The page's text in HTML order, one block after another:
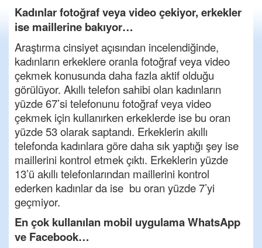
Kadınlar fotoğraf veya video çekiyor, erkekler
ise maillerine bakıyor…
Araştırma cinsiyet açısından incelendiğinde,
kadınların erkeklere oranla fotoğraf veya video
çekmek konusunda daha fazla aktif olduğu
görülüyor. Akıllı telefon sahibi olan kadınların
yüzde 67’si telefonunu fotoğraf veya video
çekmek için kullanırken erkeklerde ise bu oran
yüzde 53 olarak saptandı. Erkeklerin akıllı
telefonda kadınlara göre daha sık yaptığı şey ise
maillerini kontrol etmek çıktı. Erkeklerin yüzde
13’ü akıllı telefonlarından maillerini kontrol
ederken kadınlar da ise bu oran yüzde 7’yi
geçmiyor.
En çok kullanılan mobil uygulama WhatsApp
ve Facebook…